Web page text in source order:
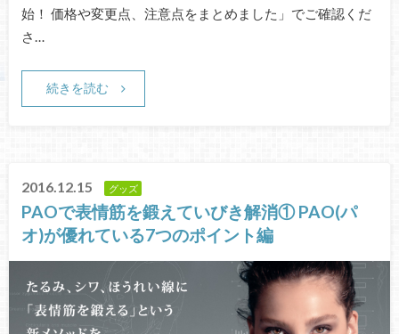
始！ 価格や変更点、注意点をまとめました」でご確認くだ
さ…
続きを読む
2016.12.15 グッズ
PAOで表情筋を鍛えていびき解消① PAO(パ
オ)が優れている7つのポイント編